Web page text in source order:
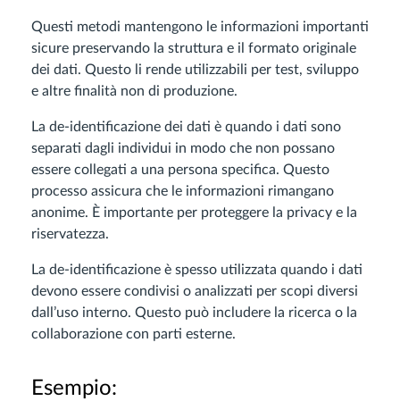
Questi metodi mantengono le informazioni importanti
sicure preservando la struttura e il formato originale
dei dati. Questo li rende utilizzabili per test, sviluppo
e altre finalità non di produzione.
La de-identificazione dei dati è quando i dati sono
separati dagli individui in modo che non possano
essere collegati a una persona specifica. Questo
processo assicura che le informazioni rimangano
anonime. È importante per proteggere la privacy e la
riservatezza.
La de-identificazione è spesso utilizzata quando i dati
devono essere condivisi o analizzati per scopi diversi
dall’uso interno. Questo può includere la ricerca o la
collaborazione con parti esterne.
Esempio: